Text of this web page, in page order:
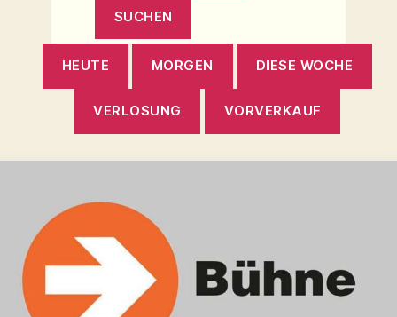
HEUTE MORGEN DIESE WOCHE
VERLOSUNG VORVERKAUF